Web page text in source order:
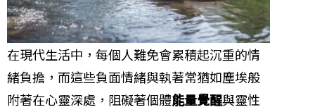
在現代生活中，每個人難免會累積起沉重的情
緒負擔，而這些負面情緒與執著常猶如塵埃般
附著在心靈深處，阻礙著個體能量覺醒與靈性